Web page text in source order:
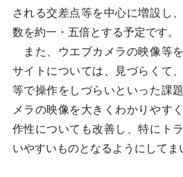
される交差点等を中心に増設し
数を約一・五倍とする予定です。
また、ウエブカメラの映像等
サイトについては、見づらくて
等で操作をしづらいといった課
メラの映像を大きくわかりやす
作性についても改善し、特にト
いやすいものとなるようにしてま